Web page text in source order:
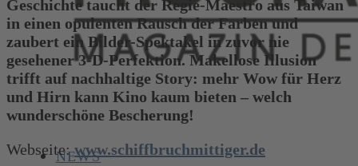
NEWS
Geschichte taucht der Regie-Maestro aus Taiwan
in einen opulenten Rausch der Farben und
zaubert ein Bilder-Spektakel in zuvor nie
gesehener 3-D-Perfektion. Makellose Illusion
trifft auf nachhaltige Story: mehr Wow für Herz
und Hirn kann Kino kaum bieten – welch
wunderschöne Bescherung!
Webseite:www.schiffbruchmittiger.de